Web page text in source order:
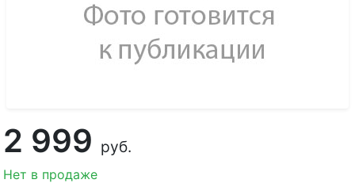
2 999 руб.
Нет в продаже